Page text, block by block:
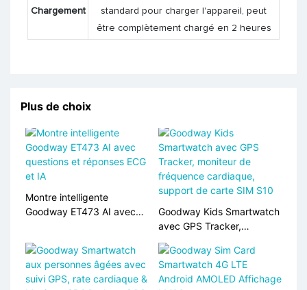
Chargement
standard pour charger l'appareil, peut
être complètement chargé en 2 heures
Plus de choix
Montre intelligente
Goodway ET473 AI avec
et IA
Goodway Kids Smartwatch
avec GPS Tracker,
moniteur de fréquence
cardiaque, support de
carte SIM S10